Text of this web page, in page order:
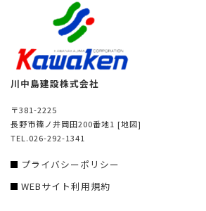
川中島建設株式会社
〒381-2225
長野市篠ノ井岡田200番地1 [地図]
TEL.026-292-1341
プライバシーポリシー
WEBサイト利用規約